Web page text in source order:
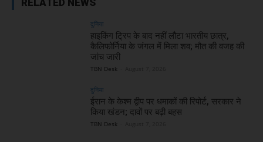
दुनिया
हाइकिंग ट्रिप के बाद नहीं लौटा भारतीय छात्र,
कैलिफोर्निया के जंगल में मिला शव; मौत की वजह की
जांच जारी
TBN Desk
दुनिया
ईरान के केश्म द्वीप पर धमाकों की रिपोर्ट, सरकार ने
किया खंडन; दावों पर बढ़ी बहस
TBN Desk